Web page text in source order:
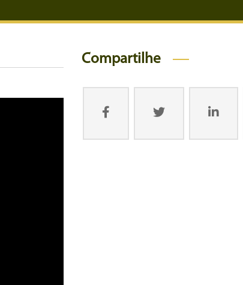
Compartilhe